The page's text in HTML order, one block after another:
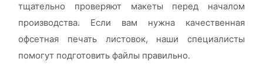
тщательно проверяют макеты перед началом
производства. Если вам нужна качественная
офсетная печать листовок, наши специалисты
помогут подготовить файлы правильно.